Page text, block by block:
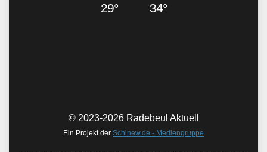
29° 34°
© 2023-2026 Radebeul Aktuell
Ein Projekt der Schinew.de - Mediengruppe